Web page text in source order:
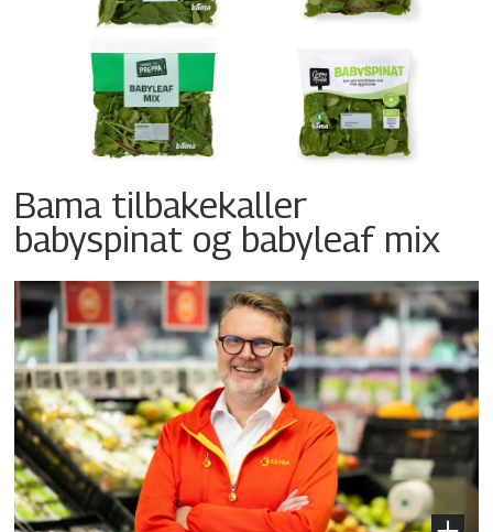
Bama tilbakekaller
babyspinat og babyleaf mix